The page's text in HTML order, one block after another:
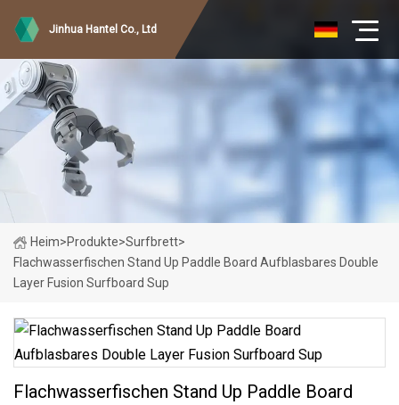
Jinhua Hantel Co., Ltd
Heim>Produkte>Surfbrett>
Flachwasserfischen Stand Up Paddle Board Aufblasbares Double
Layer Fusion Surfboard Sup
Flachwasserfischen Stand Up Paddle Board